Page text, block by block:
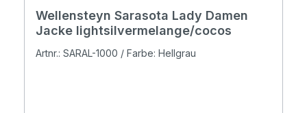
Wellensteyn Sarasota Lady Damen
Jacke lightsilvermelange/cocos
Artnr.: SARAL-1000 / Farbe: Hellgrau